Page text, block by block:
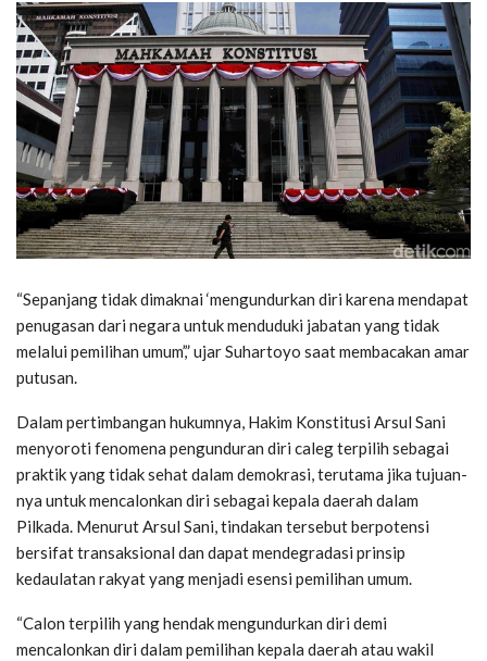
“Sepanjang tidak dimaknai ‘mengun­durkan diri karena mendapat
penugasan dari negara untuk menduduki jabatan yang tidak
melalui pemilihan umum’,” ujar Su­hartoyo saat membacakan amar
putusan.
Dalam pertimbangan hukumnya, Hakim Konstitusi Arsul Sani
menyoroti fenomena pengunduran diri caleg ter­pilih sebagai
praktik yang tidak sehat dalam demokrasi, terutama jika tujuan­
nya untuk mencalonkan diri sebagai kepala daerah dalam
Pilkada. Menurut Arsul Sani, tindakan tersebut berpotensi
bersifat transaksional dan dapat mende­gradasi prinsip
kedaulatan rakyat yang menjadi esensi pemilihan umum.
“Calon terpilih yang hendak mengundurkan diri demi
mencalonkan diri dalam pemilihan kepala daerah atau wakil